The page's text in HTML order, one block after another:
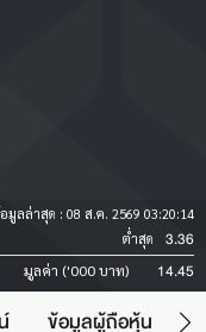
มูลล่าสุด : 08 ส.ค. 2569 03:20:14
ต่ำสุด 3.36
มูลค่า ('000 บาท) 14.45
ข้อมูลผู้ถือหุ้น